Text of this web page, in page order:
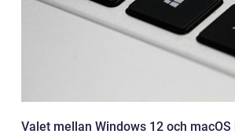
Valet mellan Windows 12 och